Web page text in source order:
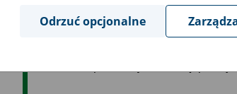
– w uzasadnionych przypadkach
również udział w konferencjach i
Odrzuć opcjonalne